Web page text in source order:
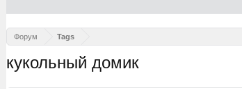
Форум Tags
кукольный домик